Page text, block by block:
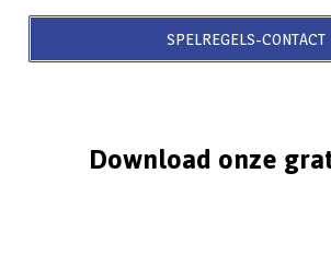
SPELREGELS-CONTACT
Download onze